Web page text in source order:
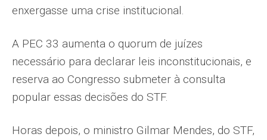
enxergasse uma crise institucional.
A PEC 33 aumenta o quorum de juízes
necessário para declarar leis inconstitucionais, e
reserva ao Congresso submeter à consulta
popular essas decisões do STF.
Horas depois, o ministro Gilmar Mendes, do STF,